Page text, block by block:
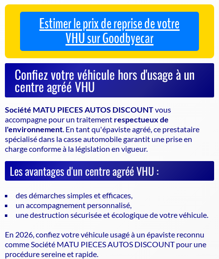
Estimer le prix de reprise de votre
VHU sur Goodbyecar
Confiez votre véhicule hors d'usage à un
centre agréé VHU
Société MATU PIECES AUTOS DISCOUNTvous
accompagne pour un traitement respectueux de
l'environnement . En tant qu'épaviste agréé , ce prestataire
spécialisé dans lacasse automobilegarantit une prise en
charge conforme à la législation en vigueur.
Les avantages d'un centre agréé VHU :
des démarches simples et efficaces,
un accompagnement personnalisé,
une destruction sécurisée et écologique de votre véhicule.
En 2026, confiez votre véhicule usagé à un épaviste reconnu
comme Société MATU PIECES AUTOS DISCOUNT pour une
procédure sereine et rapide.